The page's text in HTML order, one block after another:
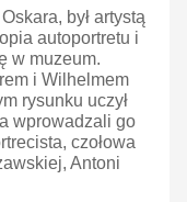
był artystą
autoportretu i
w muzeum.
i Wilhelmem
rysunku uczył
wprowadzali go
czołowa
Antoni